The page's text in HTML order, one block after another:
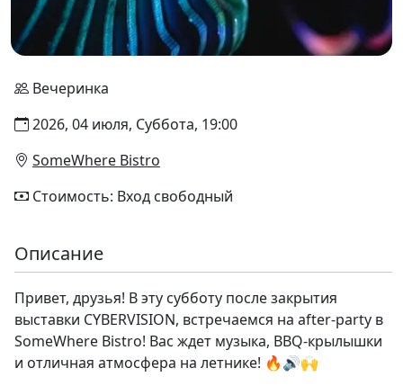
Вечеринка
2026, 04 июля, Суббота, 19:00
SomeWhere Bistro
Стоимость: Вход свободный
Описание
Привет, друзья! В эту субботу после закрытия
выставки CYBERVISION, встречаемся на after-party в
SomeWhere Bistro! Вас ждет музыка, BBQ-крылышки
и отличная атмосфера на летнике! 🔥🔊🙌